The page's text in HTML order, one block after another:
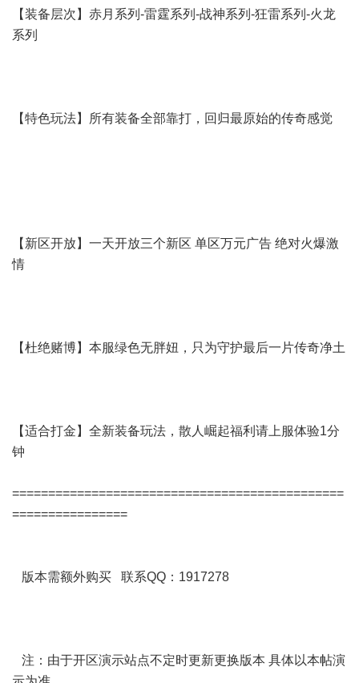
【装备层次】赤月系列-雷霆系列-战神系列-狂雷系列-火龙
系列
【特色玩法】所有装备全部靠打，回归最原始的传奇感觉
【新区开放】一天开放三个新区 单区万元广告 绝对火爆激
情
【杜绝赌博】本服绿色无胖妞，只为守护最后一片传奇净土
【适合打金】全新装备玩法，散人崛起福利请上服体验1分
钟
==============================================
================
版本需额外购买 联系QQ：1917278
注：由于开区演示站点不定时更新更换版本 具体以本帖演